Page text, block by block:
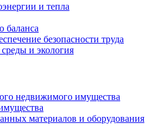
и тепла
баланса
безопасности труда
и экология
недвижимого имущества
материалов и оборудования